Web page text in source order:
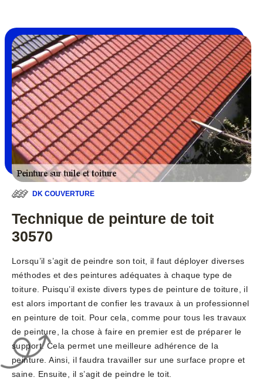
DK COUVERTURE
Technique de peinture de toit
30570
Lorsqu’il s’agit de peindre son toit, il faut déployer diverses
méthodes et des peintures adéquates à chaque type de
toiture. Puisqu’il existe divers types de peinture de toiture, il
est alors important de confier les travaux à un professionnel
en peinture de toit. Pour cela, comme pour tous les travaux
de peinture, la chose à faire en premier est de préparer le
support. Cela permet une meilleure adhérence de la
peinture. Ainsi, il faudra travailler sur une surface propre et
saine. Ensuite, il s’agit de peindre le toit.